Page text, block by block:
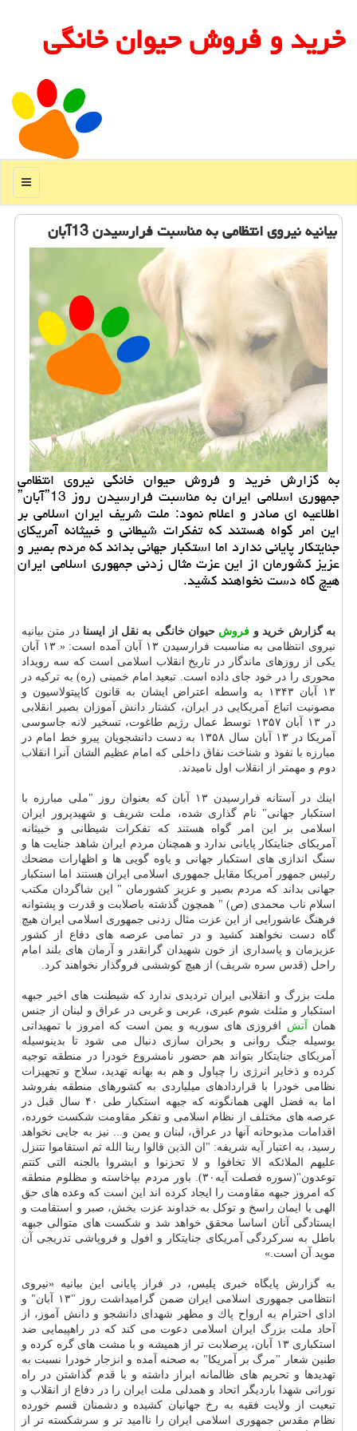
خرید و فروش حیوان خانگی
منو
بیانیه نیروی انتظامی به مناسبت فرارسیدن 13آبان
به گزارش خرید و فروش حیوان خانگی نیروی انتظامی
جمهوری اسلامی ایران به مناسبت فرارسیدن روز ˮ13آبانˮ
اطلاعیه ای صادر و اعلام نمود: ملت شریف ایران اسلامی بر
این امر گواه هستند كه تفكرات شیطانی و خبیثانه آمریكای
جنایتكار پایانی ندارد اما استكبار جهانی بداند كه مردم بصیر و
عزیز كشورمان از این عزت مثال زدنی جمهوری اسلامی ایران
هیچ گاه دست نخواهند كشید.
به گزارش خرید و فروش حیوان خانگی به نقل از ایسنادر متن بیانیه
نیروی انتظامی به مناسبت فرارسیدن ۱۳ آبان آمده است: « ۱۳ آبان
یكی از روزهای ماندگار در تاریخ انقلاب اسلامی است كه سه رویداد
محوری را در خود جای داده است. تبعید امام خمینی (ره) به تركیه در
۱۳ آبان ۱۳۴۳ به واسطه اعتراض ایشان به قانون كاپیتولاسیون و
مصونیت اتباع آمریكایی در ایران، كشتار دانش آموزان بصیر انقلابی
در ۱۳ آبان ۱۳۵۷ توسط عمال رژیم طاغوت، تسخیر لانه جاسوسی
آمریكا در ۱۳ آبان سال ۱۳۵۸ به دست دانشجویان پیرو خط امام در
مبارزه با نفوذ و شناخت نفاق داخلی كه امام عظیم الشان آنرا انقلاب
دوم و مهمتر از انقلاب اول نامیدند.
اینك در آستانه فرارسیدن ۱۳ آبان كه بعنوان روز "ملی مبارزه با
استكبار جهانی" نام گذاری شده، ملت شریف و شهیدپرور ایران
اسلامی بر این امر گواه هستند كه تفكرات شیطانی و خبیثانه
آمریكای جنایتكار پایانی ندارد و همچنان مردم ایران شاهد جنایت ها و
سنگ اندازی های استكبار جهانی و یاوه گویی ها و اظهارات مضحك
رئیس جمهور آمریكا مقابل جمهوری اسلامی ایران هستند اما استكبار
جهانی بداند كه مردم بصیر و عزیز كشورمان " این شاگردان مكتب
اسلام ناب محمدی (ص) " همچون گذشته باصلابت و قدرت و پشتوانه
فرهنگ عاشورایی از این عزت مثال زدنی جمهوری اسلامی ایران هیچ
گاه دست نخواهند كشید و در تمامی عرصه های دفاع از كشور
عزیزمان و پاسداری از خون شهیدان گرانقدر و آرمان های بلند امام
راحل (قدس سره شریف) از هیچ كوششی فروگذار نخواهند كرد.
ملت بزرگ و انقلابی ایران تردیدی ندارد كه شیطنت های اخیر جبهه
استكبار و مثلث شوم عبری، عربی و غربی در عراق و لبنان از جنس
همان آتش افروزی های سوریه و یمن است كه امروز با تمهیداتی
بوسیله جنگ روانی و بحران سازی دنبال می شود تا بدینوسیله
آمریكای جنایتكار بتواند هم حضور نامشروع خودرا در منطقه توجیه
كرده و ذخایر انرژی را چپاول و هم به بهانه تهدید، سلاح و تجهیزات
نظامی خودرا با قراردادهای میلیاردی به كشورهای منطقه بفروشد
اما به فضل الهی همانگونه كه جبهه استكبار طی ۴۰ سال قبل در
عرصه های مختلف از نظام اسلامی و تفكر مقاومت شكست خورده،
اقدامات مذبوحانه آنها در عراق، لبنان و یمن و... نیز به جایی نخواهد
رسید، به اعتبار آیه شریفه: "ان الذین قالوا ربنا الله ثم استقاموا تتنزل
علیهم الملائكه الا تخافوا و لا تحزنوا و ابشروا بالجنه التی كنتم
توعدون"(سوره فصلت آیه۳۰). باور مردم بپاخاسته و مظلوم منطقه
كه امروز جبهه مقاومت را ایجاد كرده اند این است كه وعده های حق
الهی با ایمان راسخ و توكل به خداوند عزت بخش، صبر و استقامت و
ایستادگی آنان اساسا محقق خواهد شد و شكست های متوالی جبهه
باطل به سركردگی آمریكای جنایتكار و افول و فروپاشی تدریجی آن
موید آن است.»
به گزارش پایگاه خبری پلیس، در فراز پایانی این بیانیه «نیروی
انتظامی جمهوری اسلامی ایران ضمن گرامیداشت روز "۱۳ آبان" و
ادای احترام به ارواح پاك و مطهر شهدای دانشجو و دانش آموز، از
آحاد ملت بزرگ ایران اسلامی دعوت می كند كه در راهپیمایی ضد
استكباری ۱۳ آبان، پرصلابت تر از همیشه و با مشت های گره كرده و
طنین شعار "مرگ بر آمریكا" به صحنه آمده و انزجار خودرا نسبت به
تهدیدها و تحریم های ظالمانه ابراز داشته و با قدم گذاشتن در راه
نورانی شهدا باردیگر اتحاد و همدلی ملت ایران را در دفاع از انقلاب و
تبعیت از ولایت فقیه به رخ جهانیان كشیده و دشمنان قسم خورده
نظام مقدس جمهوری اسلامی ایران را ناامید تر و سرشكسته تر از